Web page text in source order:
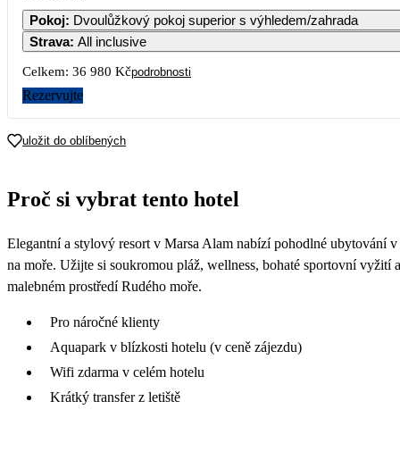
Pokoj: Dvoulůžkový pokoj superior s výhledem/zahrada
Strava: All inclusive
Celkem: 36 980 Kčpodrobnosti
Rezervujte
uložit do oblíbených
Proč si vybrat tento hotel
Elegantní a stylový resort v Marsa Alam nabízí pohodlné ubytování
na moře. Užijte si soukromou pláž, wellness, bohaté sportovní
malebném prostředí Rudého moře.
Pro náročné klienty
Aquapark v blízkosti hotelu (v ceně zájezdu)
Wifi zdarma v celém hotelu
Krátký transfer z letiště